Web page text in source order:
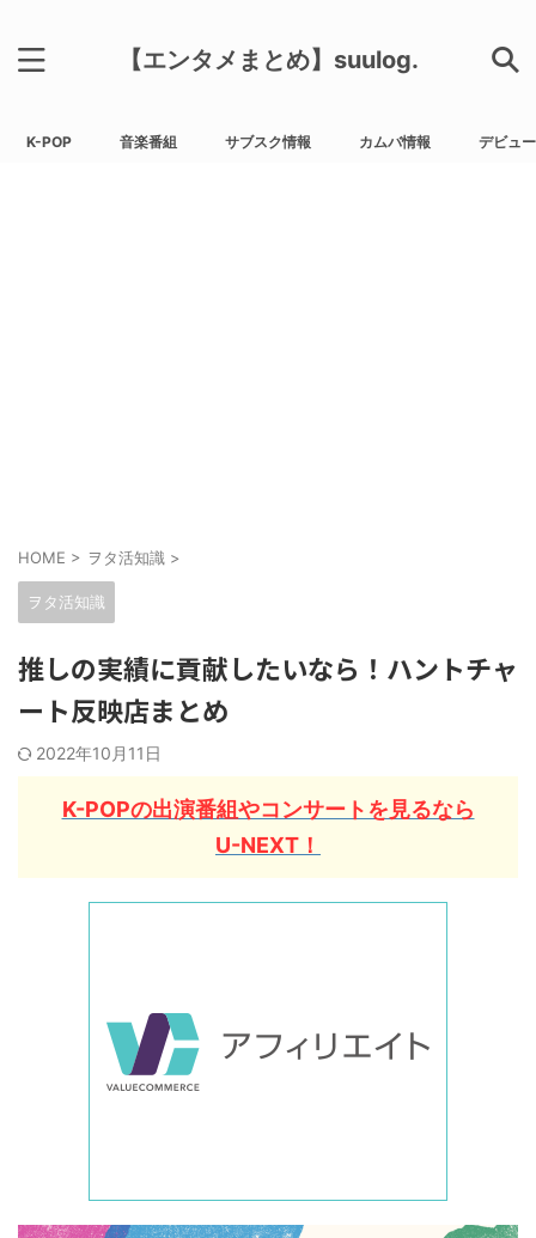
【エンタメまとめ】suulog.
K-POP 音楽番組 サブスク情報 カムバ情報 デビュ
HOME > ヲタ活知識 >
ヲタ活知識
推しの実績に貢献したいなら！ハントチャ
ート反映店まとめ
2022年10月11日
K-POPの出演番組やコンサートを見るなら
U-NEXT！